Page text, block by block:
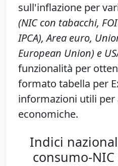
sull'inflazione per
(NIC con tabacchi,
IPCA), Area euro,
European Union) e
funzionalità per
formato tabella per
informazioni utili per
economiche.
Indici
consumo-